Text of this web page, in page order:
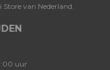
van Nederland.
uur